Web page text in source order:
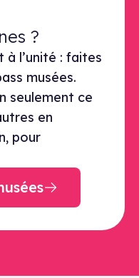
?
à l’unité : faites
musées.
seulement ce
en
pour